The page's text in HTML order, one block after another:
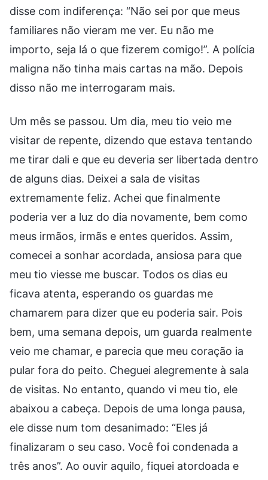
disse com indiferença: “Não sei por que meus
familiares não vieram me ver. Eu não me
importo, seja lá o que fizerem comigo!”. A polícia
maligna não tinha mais cartas na mão. Depois
disso não me interrogaram mais.
Um mês se passou. Um dia, meu tio veio me
visitar de repente, dizendo que estava tentando
me tirar dali e que eu deveria ser libertada dentro
de alguns dias. Deixei a sala de visitas
extremamente feliz. Achei que finalmente
poderia ver a luz do dia novamente, bem como
meus irmãos, irmãs e entes queridos. Assim,
comecei a sonhar acordada, ansiosa para que
meu tio viesse me buscar. Todos os dias eu
ficava atenta, esperando os guardas me
chamarem para dizer que eu poderia sair. Pois
bem, uma semana depois, um guarda realmente
veio me chamar, e parecia que meu coração ia
pular fora do peito. Cheguei alegremente à sala
de visitas. No entanto, quando vi meu tio, ele
abaixou a cabeça. Depois de uma longa pausa,
ele disse num tom desanimado: “Eles já
finalizaram o seu caso. Você foi condenada a
três anos”. Ao ouvir aquilo, fiquei atordoada e